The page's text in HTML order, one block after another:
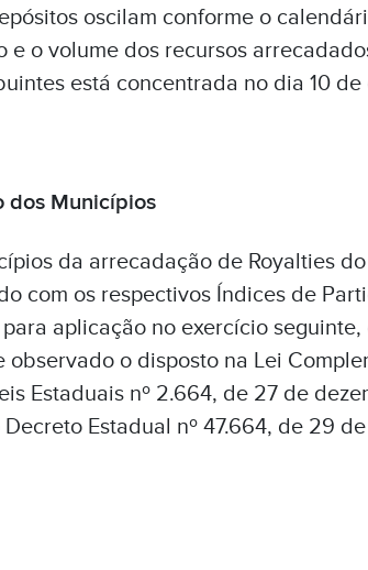
oscilam conforme o
e o volume dos recursos
está concentrada no dia 10 de
dos Municípios
da arrecadação de Royalties
com os respectivos Índices de
aplicação no exercício
o disposto na Lei
Estaduais nº 2.664, de 27 de
Estadual nº 47.664, de 29